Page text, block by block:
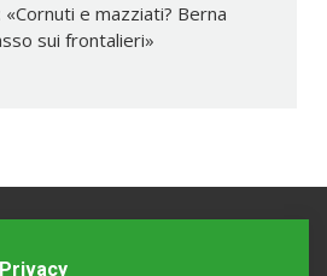
«Cornuti e mazziati? Berna
sui frontalieri»